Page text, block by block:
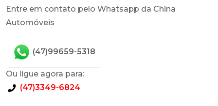
Entre em contato pelo Whatsapp da China
Automóveis
(47)99659-5318
Ou ligue agora para:
(47)3349-6824